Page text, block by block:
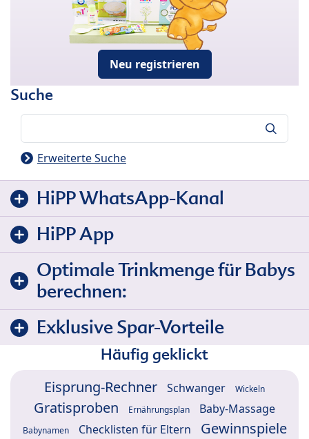
Neu registrieren
Suche
Erweiterte Suche
HiPP WhatsApp-Kanal
HiPP App
Optimale Trinkmenge für Babys
berechnen:
Exklusive Spar-Vorteile
Häufig geklickt
Eisprung-Rechner Schwanger Wickeln
Gratisproben Ernährungsplan Baby-Massage
Babynamen Checklisten für Eltern
Gewinnspiele